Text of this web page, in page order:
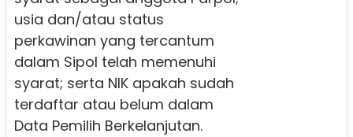
usia dan/atau status
perkawinan yang tercantum
dalam Sipol telah memenuhi
syarat; serta NIK apakah sudah
terdaftar atau belum dalam
Data Pemilih Berkelanjutan.